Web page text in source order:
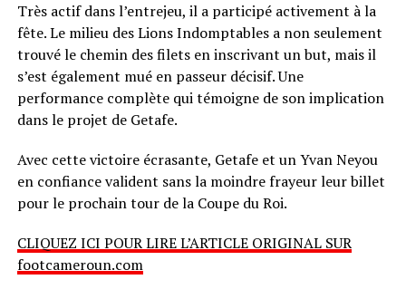
Très actif dans l’entrejeu, il a participé activement à la
fête. Le milieu des Lions Indomptables a non seulement
trouvé le chemin des filets en inscrivant un but, mais il
s’est également mué en passeur décisif. Une
performance complète qui témoigne de son implication
dans le projet de Getafe.
Avec cette victoire écrasante, Getafe et un Yvan Neyou
en confiance valident sans la moindre frayeur leur billet
pour le prochain tour de la Coupe du Roi.
CLIQUEZ ICI POUR LIRE L’ARTICLE ORIGINAL SUR
footcameroun.com